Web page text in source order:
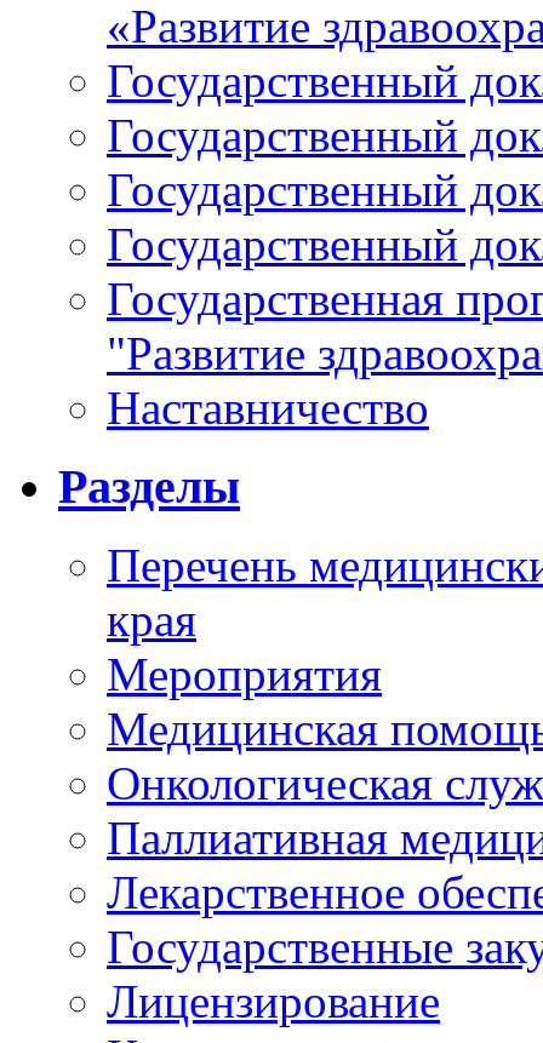
«Развитие
Государственный
Государственный
Государственный
Государственный
Государственная
"Развитие
Наставничество
Разделы
Перечень
края
Мероприятия
Медицинская
Онкологическая
Паллиативная
Лекарственное
Государственные
Лицензирование